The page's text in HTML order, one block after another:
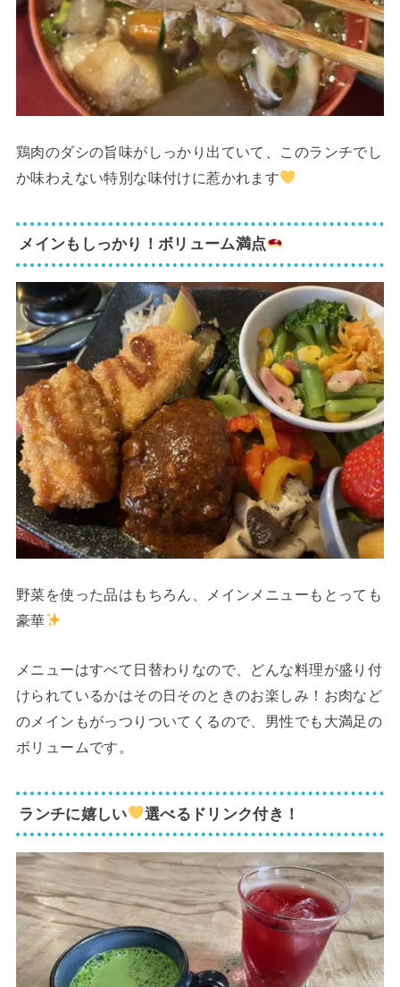
鶏肉のダシの旨味がしっかり出ていて、このランチでし
か味わえない特別な味付けに惹かれます
メインもしっかり！ボリューム満点
野菜を使った品はもちろん、メインメニューもとっても
豪華
メニューはすべて日替わりなので、どんな料理が盛り付
けられているかはその日そのときのお楽しみ！お肉など
のメインもがっつりついてくるので、男性でも大満足の
ボリュームです。
ランチに嬉しい 選べるドリンク付き！